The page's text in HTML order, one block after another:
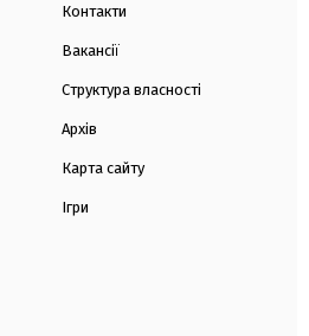
Контакти
Вакансії
Структура власності
Архів
Карта сайту
Ігри